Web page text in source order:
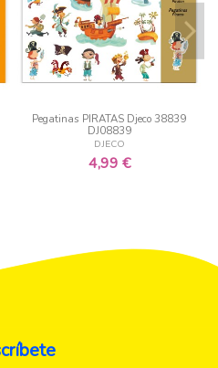
Pegatinas PIRATAS Djeco 38839
DJ08839
DJECO
4,99 €